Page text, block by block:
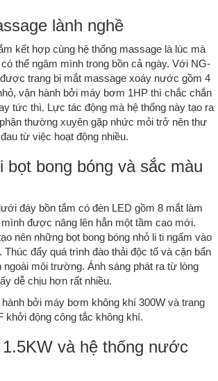
lành nghề
kết hợp cùng hệ thống massage là lúc mà
thể ngâm mình trong bồn cả ngày. Với NG-
trang bị mắt massage xoáy nước gồm 4
vận hành bởi máy bơm 1HP thì chắc chắn
tức thì. Lực tác động mà hệ thống này tạo ra
thường xuyên gặp nhức mỏi trở nên thư
từ việc hoạt động nhiều.
bọt bong bóng và sắc màu
đáy bồn tắm có đèn LED gồm 8 mắt làm
được nâng lên hẳn một tầm cao mới.
nên những bọt bong bóng nhỏ li ti ngấm vào
Thúc đẩy quá trình đào thải độc tố và cặn bẩn
môi trường. Ánh sáng phát ra từ lòng
dễ chịu hơn rất nhiều.
bởi máy bơm không khí 300W và trang
khởi động công tắc không khí.
và hệ thống nước